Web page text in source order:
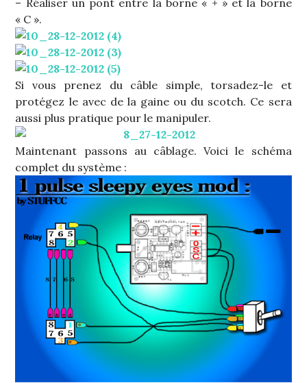
– Réaliser un pont entre la borne « + » et la borne
« C ».
Si vous prenez du câble simple, torsadez-le et
protégez le avec de la gaine ou du scotch. Ce sera
aussi plus pratique pour le manipuler.
Maintenant passons au câblage. Voici le schéma
complet du système :